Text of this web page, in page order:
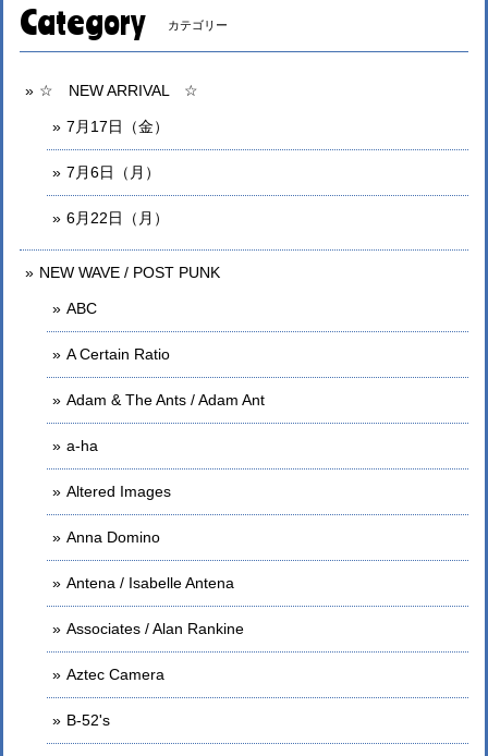
Category カテゴリー
☆ NEW ARRIVAL ☆
7月17日（金）
7月6日（月）
6月22日（月）
NEW WAVE / POST PUNK
ABC
A Certain Ratio
Adam & The Ants / Adam Ant
a-ha
Altered Images
Anna Domino
Antena / Isabelle Antena
Associates / Alan Rankine
Aztec Camera
B-52's